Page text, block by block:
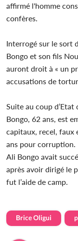
affirmé l'homme
confères.
Interrogé sur le sort
Bongo et son fils
auront droit à « un
accusations de
Suite au coup
Bongo, 62 ans, est
capitaux, recel, faux
ans pour corruption.
Ali Bongo avait
après avoir dirigé le
fut l’aide de camp.
Brice Oligui